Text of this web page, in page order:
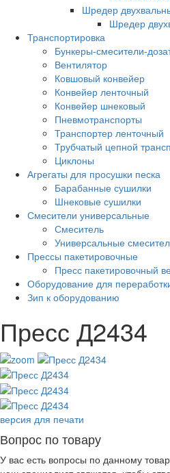
Шредер
Шредер
Транспортировка
Бункеры-смесители-
Вентилятор
Ковшовый конвейер
Конвейер ленточный
Конвейер шнековый
Пневмотранспорты
Транспортер ленточный
Трубчатый цепной
Циклоны
Агрегаты для просушки песка
Барабанные сушилки
Шнековые сушилки
Смесители универсальные
Смеситель
Универсальные
Прессы пакетировочные
Пресс пакетировочный
Оборудование для
Зип к оборудованию
Пресс Д2434
версия для печати
Вопрос по товару
У вас есть вопросы по данному